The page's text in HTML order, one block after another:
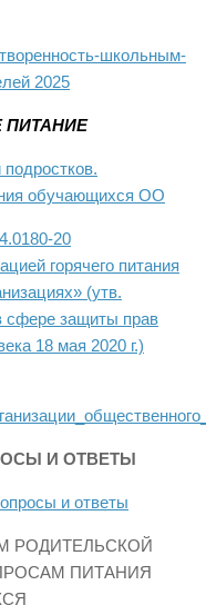
школьным-
2025
ПИТАНИЕ
обучающихся ОО
20
горячего питания
(утв.
сфере защиты прав
18 мая 2020 г.)
И ОТВЕТЫ
и ответы
РОДИТЕЛЬСКОЙ
ПИТАНИЯ